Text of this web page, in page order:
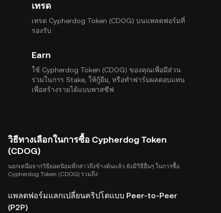
เทรด
เทรด Cypherdog Token (CDOG) บนแพลตฟอร์มที่
รองรับ
Earn
ใช้ Cypherdog Token (CDOG) ของคุณเพื่อมีส่วน
ร่วมในการ Stake, ให้กู้ยืม, หรือทำฟาร์มผลตอบแทน
เพื่อสร้างรายได้แบบพาสซีฟ
วิธีทางเลือกในการซื้อ Cypherdog Token
(CDOG)
นอกเหนือจากวิธียอดนิยมที่กล่าวถึงข้างต้นแล้ว ยังมีวิธีอื่นๆ ในการซื้อ
Cypherdog Token (CDOG) รวมถึง:
แพลตฟอร์มแลกเปลี่ยนคริปโตแบบ Peer-to-Peer
(P2P)